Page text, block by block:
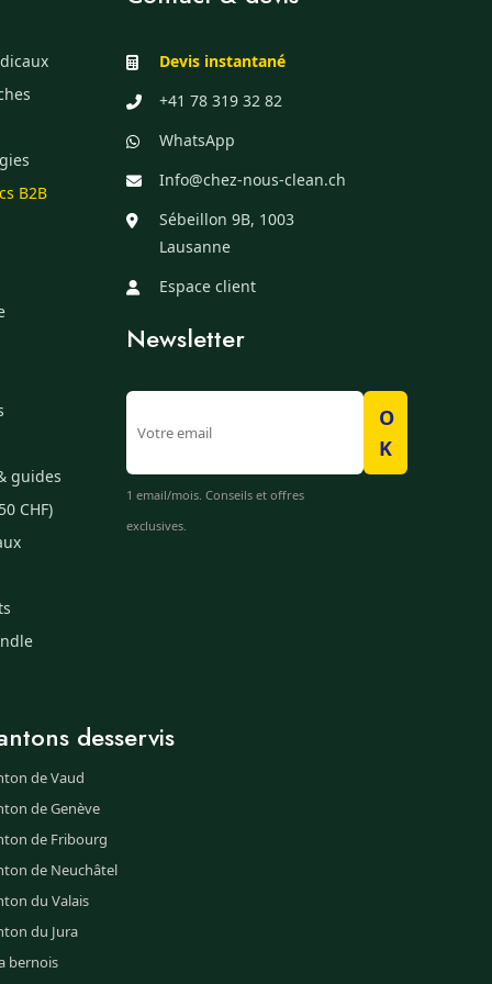
B2B
guides
CHF)
Devis instantané
+41 78 319 32 82
WhatsApp
Info@chez-nous-clean.ch
Sébeillon 9B, 1003
Lausanne
Espace client
Newsletter
O
K
1 email/mois. Conseils et offres
exclusives.
desservis
de Vaud
de Genève
de Fribourg
de Neuchâtel
du Valais
du Jura
bernois